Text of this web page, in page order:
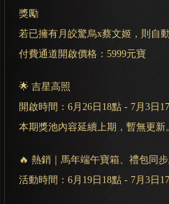
獎勵
若已擁有月皎驚烏x蔡文姬，則自
付費通道開啟價格：5999元寶
🌟 吉星高照
開啟時間：6月26日18點 - 7月3日
本期獎池內容延續上期，暫無更新。
🔥 熱銷｜馬年端午寶箱、禮包同
活動時間：6月19日18點 - 7月3日